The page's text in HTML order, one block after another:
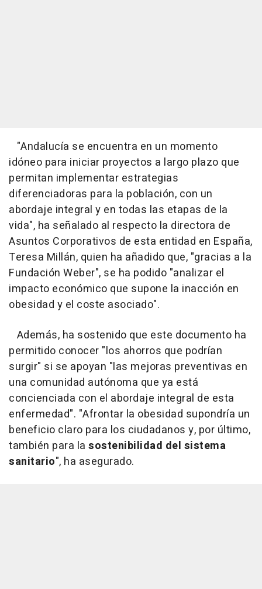
"Andalucía se encuentra en un momento
idóneo para iniciar proyectos a largo plazo que
permitan implementar estrategias
diferenciadoras para la población, con un
abordaje integral y en todas las etapas de la
vida", ha señalado al respecto la directora de
Asuntos Corporativos de esta entidad en España,
Teresa Millán, quien ha añadido que, "gracias a la
Fundación Weber", se ha podido "analizar el
impacto económico que supone la inacción en
obesidad y el coste asociado".
Además, ha sostenido que este documento ha
permitido conocer "los ahorros que podrían
surgir" si se apoyan "las mejoras preventivas en
una comunidad autónoma que ya está
concienciada con el abordaje integral de esta
enfermedad". "Afrontar la obesidad supondría un
beneficio claro para los ciudadanos y, por último,
también para la sostenibilidad del sistema
sanitario", ha asegurado.